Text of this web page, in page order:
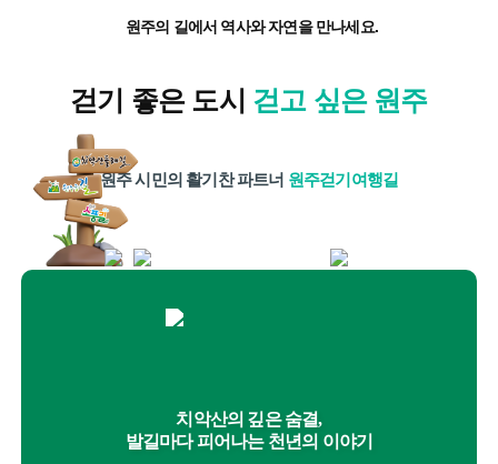
원주의 길에서 역사와 자연을 만나세요.
걷기 좋은 도시 걷고 싶은 원주
원주 시민의 활기찬 파트너 원주걷기여행길
치악산의 깊은 숨결,
발길마다 피어나는 천년의 이야기